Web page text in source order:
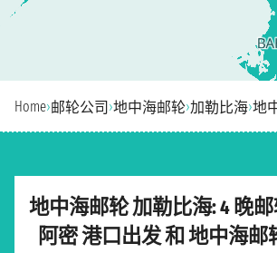
Home›邮轮公司 ›地中海邮轮›加勒比海›地
地中海邮轮 加勒比海: 4 晚
阿密 港口出发 和 地中海